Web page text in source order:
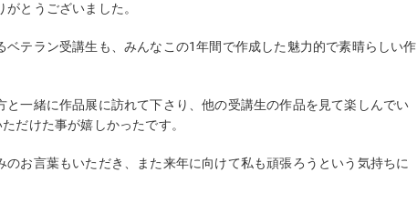
とうございました。
テラン受講生も、みんなこの1年間で作成した魅力的で素晴らしい作
一緒に作品展に訪れて下さり、他の受講生の作品を見て楽しんでい
だけた事が嬉しかったです。
お言葉もいただき、また来年に向けて私も頑張ろうという気持ちに